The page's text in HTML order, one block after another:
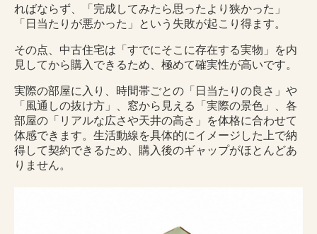
ればならず、「完成してみたら思ったより狭かった」
「日当たりが悪かった」という失敗が起こり得ます。
その点、中古住宅は「すでにそこに存在する実物」を内
見してから購入できるため、極めて確実性が高いです。
実際の部屋に入り、時間帯ごとの「日当たりの良さ」や
「風通しの抜け方」、窓から見える「実際の景色」、各
部屋の「リアルな広さや天井の高さ」を体格に合わせて
体感できます。生活動線を具体的にイメージした上で納
得して契約できるため、購入後のギャップがほとんどあ
りません。